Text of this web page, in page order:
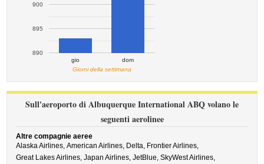
gio dom
890
895
900
Giorni della settimana
Sull'aeroporto di Albuquerque International ABQ volano le
seguenti aerolinee
Altre compagnie aeree
Alaska Airlines,American Airlines, Delta, Frontier Airlines,
Great Lakes Airlines,Japan Airlines,JetBlue,SkyWest Airlines,